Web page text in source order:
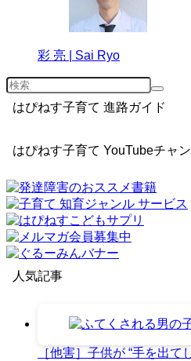
彩 亮 | Sai Ryo
はぴねす子育て 進路ガイド
はぴねす子育て YouTubeチャ
人気記事
［他害］子供が “手を出て